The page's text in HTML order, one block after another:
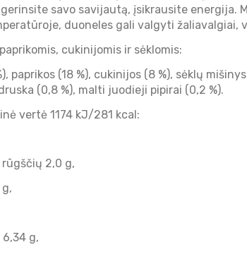
savo savijautą, įsikrausite energija.
duoneles gali valgyti
cukinijomis ir sėklomis:
paprikos (18 %), cukinijos (8 %), sėklų
(0,8 %), malti juodieji pipirai (0,2 %).
vertė 1174 kJ/281 kcal:
2,0 g,
g,